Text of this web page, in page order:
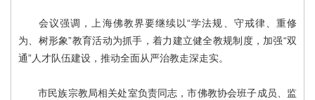
会议强调，上海佛教界要继续以“学法规、守戒律、重修
为、树形象”教育活动为抓手，着力建立健全教规制度，加强“双
通”人才队伍建设，推动全面从严治教走深走实。
市民族宗教局相关处室负责同志，市佛教协会班子成员、监